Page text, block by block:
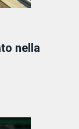
nella